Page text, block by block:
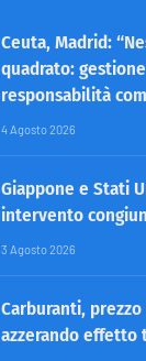
Ceuta, Madrid:
quadrato:
responsabilità
4 Agosto 2026
Giappone e Stati
intervento
3 Agosto 2026
Carburanti,
azzerando effetto